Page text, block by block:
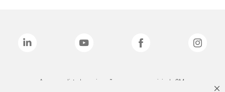
As marcas listadas a cima são marcas comerciais da 3M.